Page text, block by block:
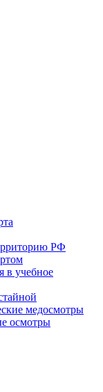
РФ
в учебное
медосмотры
осмотры